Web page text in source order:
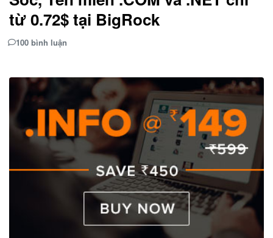
từ 0.72$ tại BigRock
100 bình luận